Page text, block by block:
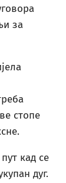
за
стопе
кад се
дуг.